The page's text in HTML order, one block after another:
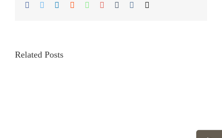
Facebook
TwitterLinkedIn
Reddit WhatsappGoogle+
Tumblr
Related Posts